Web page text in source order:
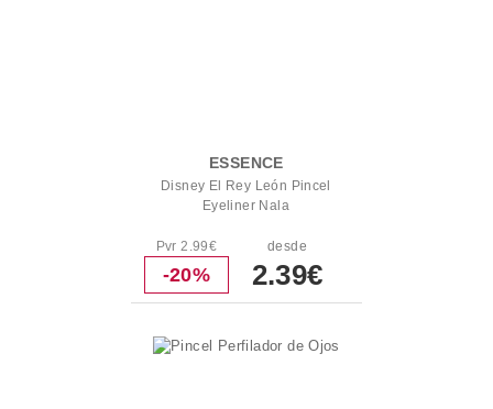
ESSENCE
Disney El Rey León Pincel
Eyeliner Nala
Pvr 2.99€
-20%
desde
2.39€